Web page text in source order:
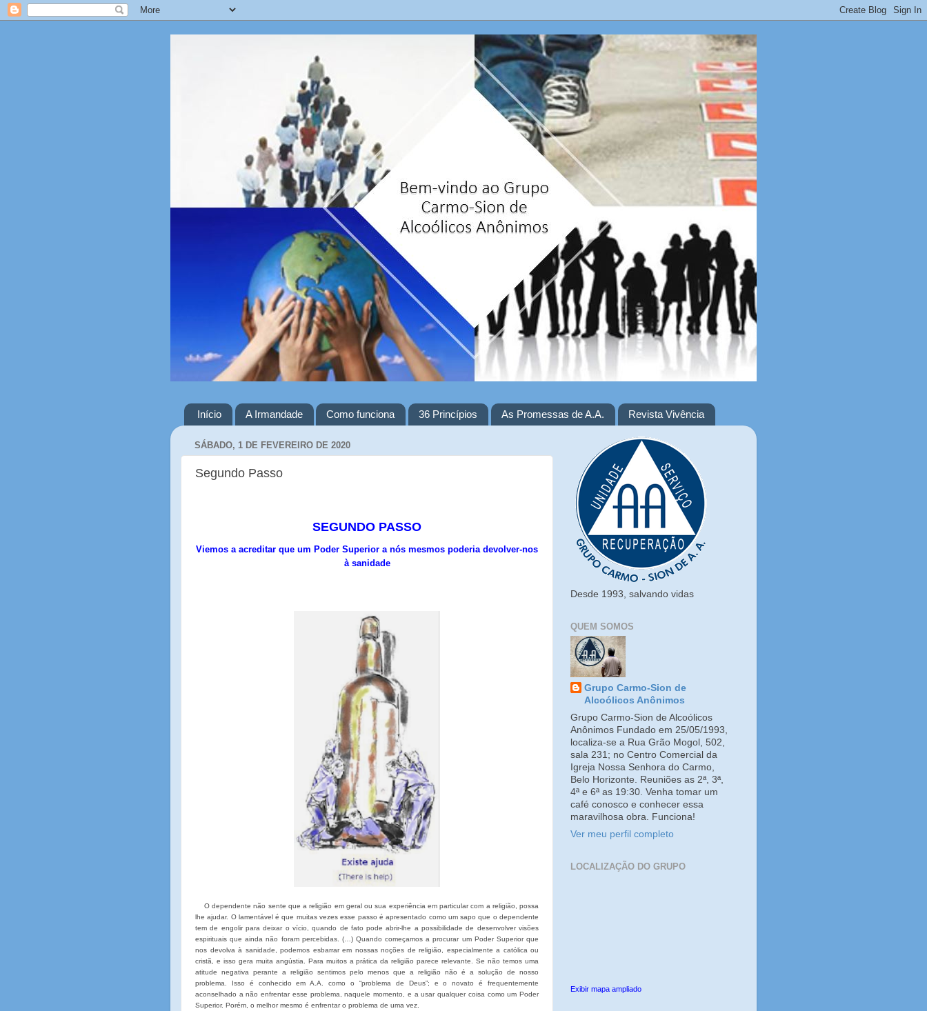
Início A Irmandade Como funciona 36 Princípios As Promessas de A.A. Revista Vivência
SÁBADO, 1 DE FEVEREIRO DE 2020
Segundo Passo
SEGUNDO PASSO
Viemos a acreditar que um Poder Superior a nós mesmos poderia devolver-nos
à sanidade
O dependente não sente que a religião em geral ou sua experiência em particular com a religião, possa
lhe ajudar. O lamentável é que muitas vezes esse passo é apresentado como um sapo que o dependente
tem de engolir para deixar o vício, quando de fato pode abrir-lhe a possibilidade de desenvolver visões
espirituais que ainda não foram percebidas. (…) Quando começamos a procurar um Poder Superior que
nos devolva à sanidade, podemos esbarrar em nossas noções de religião, especialmente a católica ou
cristã, e isso gera muita angústia. Para muitos a prática da religião parece relevante. Se não temos uma
atitude negativa perante a religião sentimos pelo menos que a religião não é a solução de nosso
problema. Isso é conhecido em A.A. como o “problema de Deus”; e o novato é frequentemente
aconselhado a não enfrentar esse problema, naquele momento, e a usar qualquer coisa como um Poder
Superior. Porém, o melhor mesmo é enfrentar o problema de uma vez.
Desde 1993, salvando vidas
QUEM SOMOS
Grupo Carmo-Sion de
Alcoólicos Anônimos
Grupo Carmo-Sion de Alcoólicos
Anônimos Fundado em 25/05/1993,
localiza-se a Rua Grão Mogol, 502,
sala 231; no Centro Comercial da
Igreja Nossa Senhora do Carmo,
Belo Horizonte. Reuniões as 2ª, 3ª,
4ª e 6ª as 19:30. Venha tomar um
café conosco e conhecer essa
maravilhosa obra. Funciona!
Ver meu perfil completo
LOCALIZAÇÃO DO GRUPO
Exibir mapa ampliado